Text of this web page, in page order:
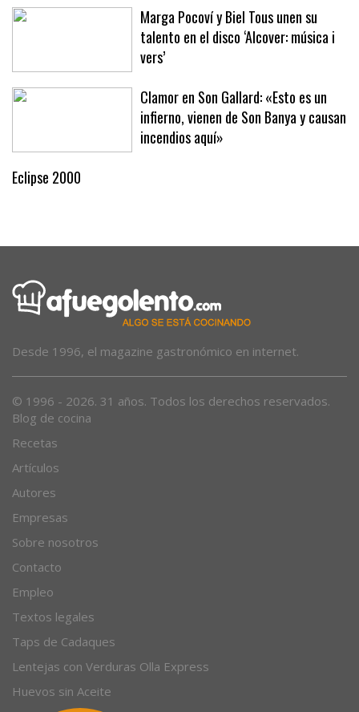
Marga Pocoví y Biel Tous unen su
talento en el disco ‘Alcover: música i
vers’
Clamor en Son Gallard: «Esto es un
infierno, vienen de Son Banya y causan
incendios aquí»
Eclipse 2000
Desde 1996, el magazine gastronómico en internet.
© 1996 - 2026. 31 años. Todos los derechos reservados.
Blog de cocina
Recetas
Artículos
Autores
Empresas
Sobre nosotros
Contacto
Empleo
Textos legales
Taps de Cadaques
Lentejas con Verduras Olla Express
Huevos sin Aceite